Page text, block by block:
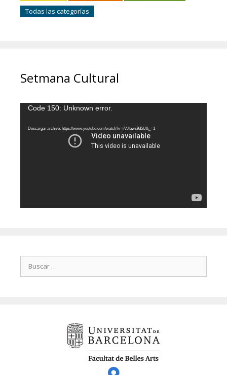
Todas las categorías
Setmana Cultural
Reproductor
vídeo
Code 150: Unknown error.
Descargar archivo: https://www.youtube.com/watch?v=rVJlaws9d5U&_=1